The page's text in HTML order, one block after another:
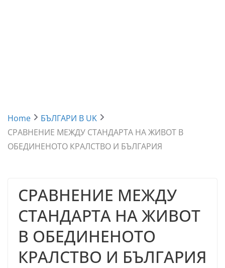
Home
БЪЛГАРИ В UK
СРАВНЕНИЕ МЕЖДУ СТАНДАРТА НА ЖИВОТ В
ОБЕДИНЕНОТО КРАЛСТВО И БЪЛГАРИЯ
СРАВНЕНИЕ МЕЖДУ
СТАНДАРТА НА ЖИВОТ
В ОБЕДИНЕНОТО
КРАЛСТВО И БЪЛГАРИЯ